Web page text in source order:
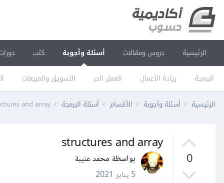
الرئيسية دروس ومقالات أسئلة وأجوبة
البرمجة ريادة الأعمال العمل الحر التسويق والمبيعات
كتب
الرئيسية أسئلة وأجوبة الأقسام أسئلة البرمجة and array
0
structures and array
بواسطة محمد عنيبة
5 يناير 2021